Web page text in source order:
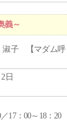
義～
淑子 【マダム呼
日
17：00～18：20